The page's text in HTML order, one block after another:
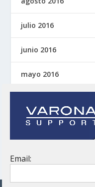
julio 2016
junio 2016
mayo 2016
marzo 2016
Email: